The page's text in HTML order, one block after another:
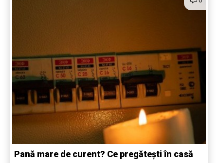
Pană mare de curent? Ce pregătești în casă